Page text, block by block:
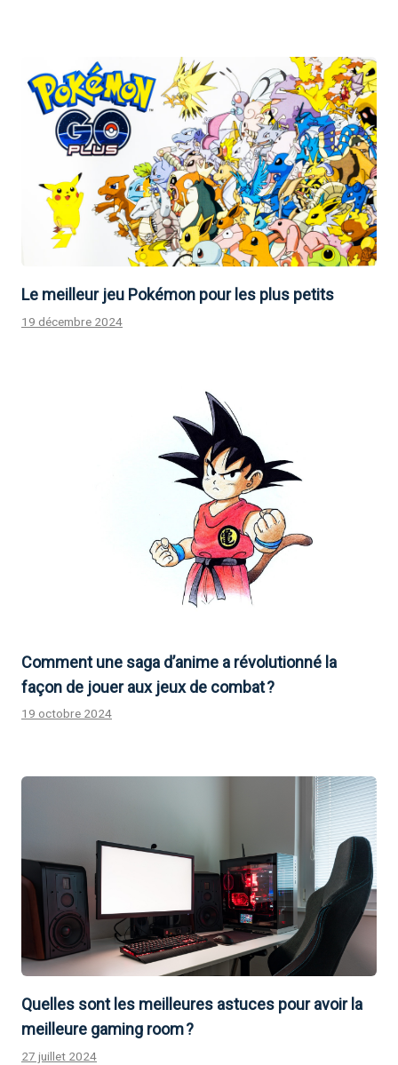
Le meilleur jeu Pokémon pour les plus petits
19 décembre 2024
Comment une saga d’anime a révolutionné la
façon de jouer aux jeux de combat ?
19 octobre 2024
Quelles sont les meilleures astuces pour avoir la
meilleure gaming room ?
27 juillet 2024